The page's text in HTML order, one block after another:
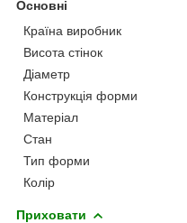
Основні
Країна виробник
Висота стінок
Діаметр
Конструкція форми
Матеріал
Стан
Тип форми
Колір
Приховати